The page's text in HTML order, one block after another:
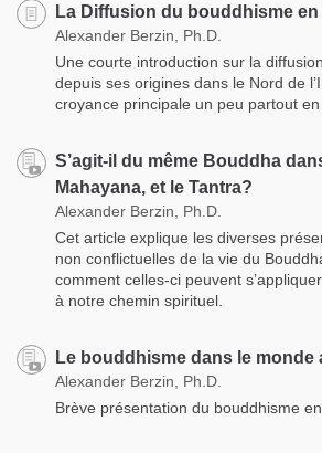
La Diffusion du bouddhisme en
Alexander Berzin, Ph.D.
Une courte introduction sur la
depuis ses origines dans le Nord de
croyance principale un peu partout en
S’agit-il du même Bouddha
Mahayana, et le Tantra?
Alexander Berzin, Ph.D.
Cet article explique les diverses
non conflictuelles de la vie du
comment celles-ci peuvent
à notre chemin spirituel.
Le bouddhisme dans le monde
Alexander Berzin, Ph.D.
Brève présentation du bouddhisme